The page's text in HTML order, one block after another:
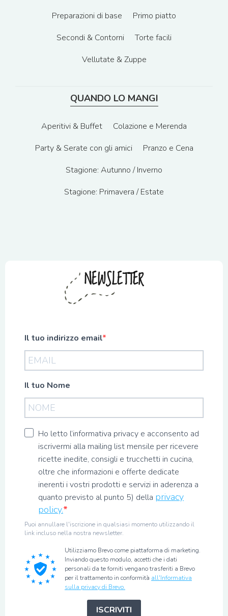
Preparazioni di base
Primo piatto
Secondi & Contorni
Torte facili
Vellutate & Zuppe
QUANDO LO MANGI
Aperitivi & Buffet
Colazione e Merenda
Party & Serate con gli amici
Pranzo e Cena
Stagione: Autunno / Inverno
Stagione: Primavera / Estate
NEWSLETTER
Il tuo indirizzo email
Il tuo Nome
Ho letto l’informativa privacy e acconsento ad
iscrivermi alla mailing list mensile per ricevere
ricette inedite, consigli e trucchetti in cucina,
oltre che informazioni e offerte dedicate
inerenti i vostri prodotti e servizi in aderenza a
quanto previsto al punto 5) della privacy
policy.
Puoi annullare l'iscrizione in qualsiasi momento utilizzando il
link incluso nella nostra newsletter.
Utilizziamo Brevo come piattaforma di marketing.
Inviando questo modulo, accetti che i dati
personali da te forniti vengano trasferiti a Brevo
per il trattamento in conformità all'Informativa
sulla privacy di Brevo.
ISCRIVITI